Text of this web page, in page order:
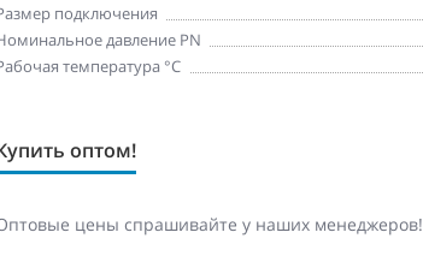
подключения
давление PN
температура °С
оптом!
цены спрашивайте у наших менеджеров!